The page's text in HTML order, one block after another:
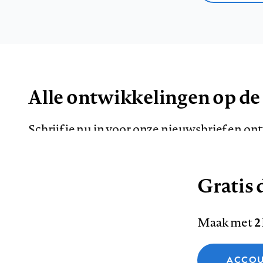
Alle ontwikkelingen op de
Schrijf je nu in voor onze nieuwsbrief en
Functionele cookies
Gratis
Maak met